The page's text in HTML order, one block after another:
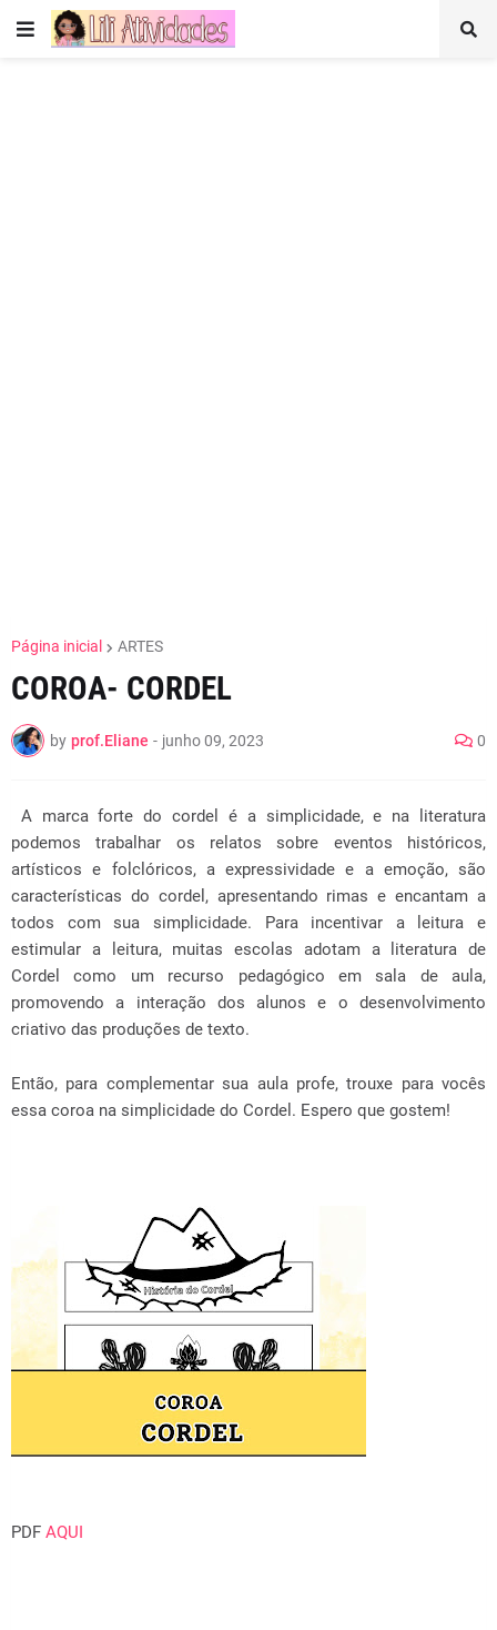
Página inicial ARTES
COROA- CORDEL
by prof.Eliane - junho 09, 2023 0
A marca forte do cordel é a simplicidade, e na literatura
podemos trabalhar os relatos sobre eventos históricos,
artísticos e folclóricos, a expressividade e a emoção, são
características do cordel, apresentando rimas e encantam a
todos com sua simplicidade. Para incentivar a leitura e
estimular a leitura, muitas escolas adotam a literatura de
Cordel como um recurso pedagógico em sala de aula,
promovendo a interação dos alunos e o desenvolvimento
criativo das produções de texto.
Então, para complementar sua aula profe, trouxe para vocês
essa coroa na simplicidade do Cordel. Espero que gostem!
PDF AQUI